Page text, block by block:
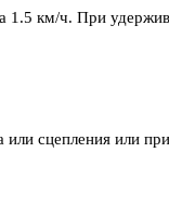
км/ч. При
сцепления или